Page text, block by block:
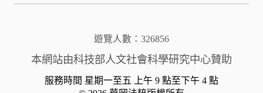
遊覽人數：326856
本網站由科技部人文社會科學研究中心贊助
服務時間 星期一至五 上午 9 點至下午 4 點